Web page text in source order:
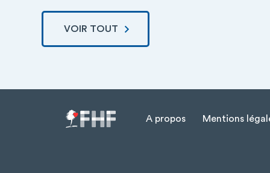
VOIR TOUT
Menu Pied de page
A propos Mentions